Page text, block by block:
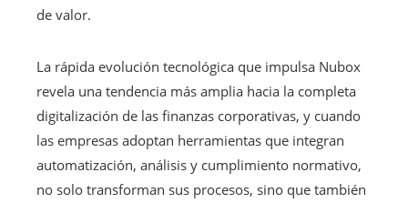
de valor.
La rápida evolución tecnológica que impulsa Nubox
revela una tendencia más amplia hacia la completa
digitalización de las finanzas corporativas, y cuando
las empresas adoptan herramientas que integran
automatización, análisis y cumplimiento normativo,
no solo transforman sus procesos, sino que también